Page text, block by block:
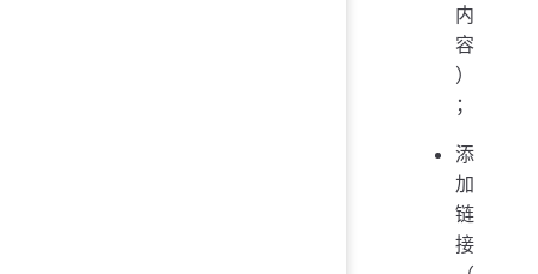
内
容
）
；
添
加
链
接